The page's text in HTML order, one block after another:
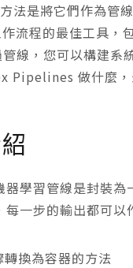
法是將它們作為管
流程的最佳工具，
線，您可以構建系
Pipelines 做什麼
學習管線是封裝
一步的輸出都可
換為容器的方法